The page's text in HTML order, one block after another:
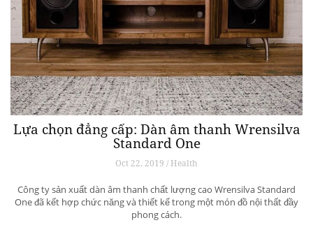
Lựa chọn đẳng cấp: Dàn âm thanh Wrensilva
Standard One
Oct 22, 2019 / Health
Công ty sản xuất dàn âm thanh chất lượng cao Wrensilva Standard
One đã kết hợp chức năng và thiết kế trong một món đồ nội thất đầy
phong cách.